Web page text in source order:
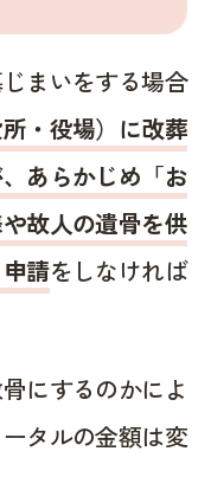
まいをする場合
・役場）に改葬
あらかじめ「お
故人の遺骨を供
請をしなければ
にするのかによ
タルの金額は変